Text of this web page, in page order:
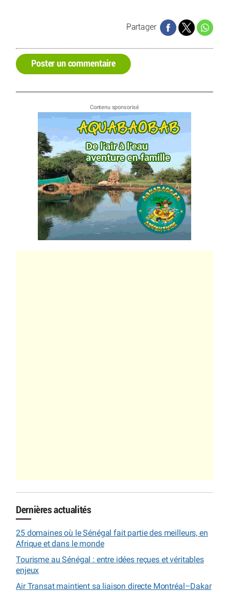
Partager
Poster un commentaire
Dernières actualités
25 domaines où le Sénégal fait partie des meilleurs, en
Afrique et dans le monde
Tourisme au Sénégal : entre idées reçues et véritables
enjeux
Air Transat maintient sa liaison directe Montréal–Dakar